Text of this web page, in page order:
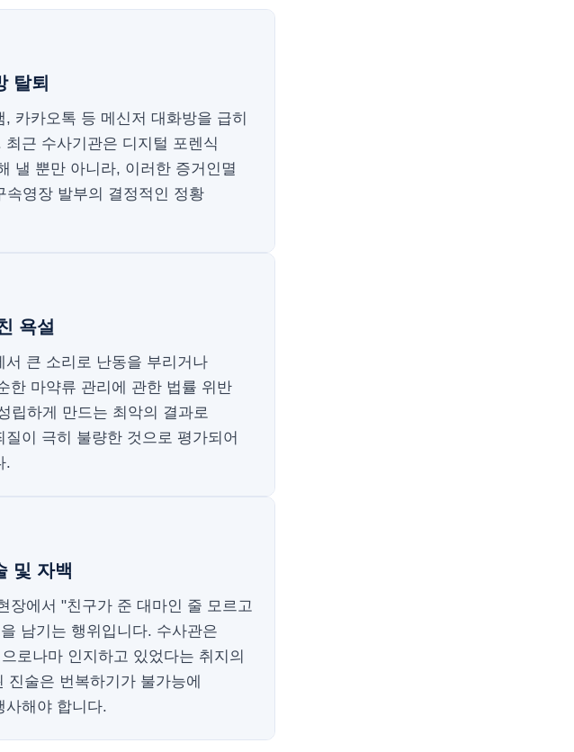
탈퇴
카카오톡 등 메신저 대화방을 급히
근 수사기관은 디지털 포렌식
낼 뿐만 아니라, 이러한 증거인멸
속영장 발부의 결정적인 정황
욕설
큰 소리로 난동을 부리거나
한 마약류 관리에 관한 법률 위반
립하게 만드는 최악의 결과로
이 극히 불량한 것으로 평가되어
.
및 자백
장에서 "친구가 준 대마인 줄 모르고
남기는 행위입니다. 수사관은
로나마 인지하고 있었다는 취지의
술은 번복하기가 불가능에
사해야 합니다.